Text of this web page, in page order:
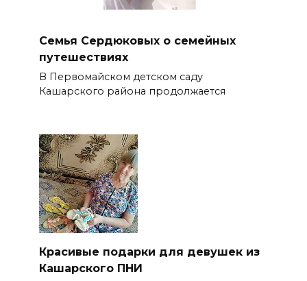
Семья Сердюковых о семейных
путешествиях
В Первомайском детском саду
Кашарского района продолжается
Красивые подарки для девушек из
Кашарского ПНИ